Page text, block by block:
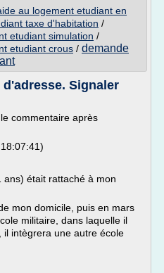
au logement etudiant en
taxe d'habitation /
etudiant simulation /
etudiant crous / demande
Signaler
commentaire après
était rattaché à mon
mon domicile, puis en mars
militaire, dans laquelle il
intègrera une autre école